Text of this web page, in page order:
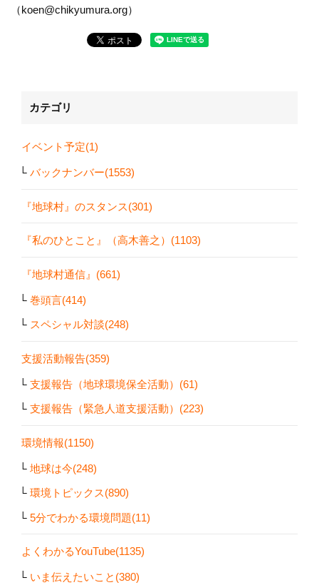
（koen@chikyumura.org）
カテゴリ
イベント予定(1)
バックナンバー(1553)
『地球村』のスタンス(301)
『私のひとこと』（高木善之）(1103)
『地球村通信』(661)
巻頭言(414)
スペシャル対談(248)
支援活動報告(359)
支援報告（地球環境保全活動）(61)
支援報告（緊急人道支援活動）(223)
環境情報(1150)
地球は今(248)
環境トピックス(890)
5分でわかる環境問題(11)
よくわかるYouTube(1135)
いま伝えたいこと(380)